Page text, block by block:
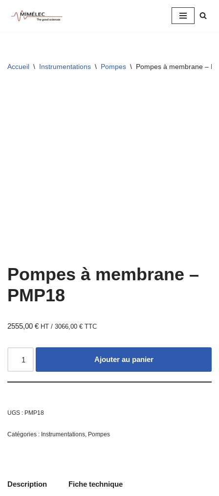
Accueil \ Instrumentations \ Pompes \ Pompes à membrane –
Pompes à membrane –
PMP18
2555,00 € HT / 3066,00 € TTC
Ajouter au panier
UGS : PMP18
Catégories : Instrumentations, Pompes
Description Fiche technique